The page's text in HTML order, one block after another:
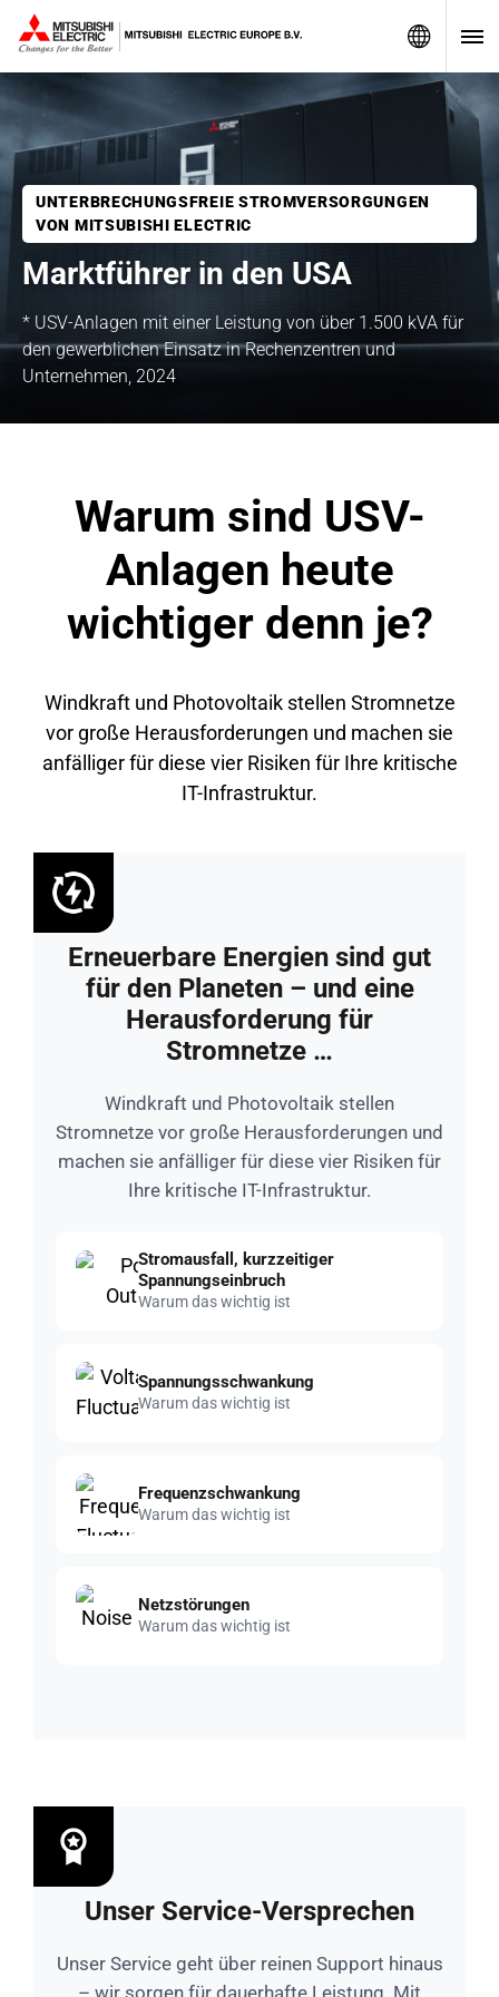
UNTERBRECHUNGSFREIE STROMVERSORGUNGEN
VON MITSUBISHI ELECTRIC
Marktführer in den USA
* USV-Anlagen mit einer Leistung von über 1.500 kVA für
den gewerblichen Einsatz in Rechenzentren und
Unternehmen, 2024
Warum sind USV-
Anlagen heute
wichtiger denn je?
Windkraft und Photovoltaik stellen Stromnetze
vor große Herausforderungen und machen sie
anfälliger für diese vier Risiken für Ihre kritische
IT-Infrastruktur.
Erneuerbare Energien sind gut
für den Planeten – und eine
Herausforderung für
Stromnetze …
Windkraft und Photovoltaik stellen
Stromnetze vor große Herausforderungen und
machen sie anfälliger für diese vier Risiken für
Ihre kritische IT-Infrastruktur.
Stromausfall, kurzzeitiger
Spannungseinbruch
Warum das wichtig ist
Spannungsschwankung
Warum das wichtig ist
Frequenzschwankung
Warum das wichtig ist
Netzstörungen
Warum das wichtig ist
Unser Service-Versprechen
Unser Service geht über reinen Support hinaus